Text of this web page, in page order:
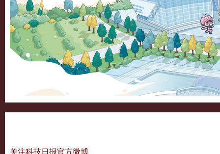
关注科技日报官方微博